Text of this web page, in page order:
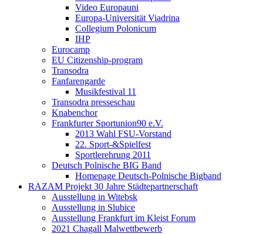
Video Europauni
Europa-Universität Viadrina
Collegium Polonicum
IHP
Eurocamp
EU Citizenship-program
Transodra
Fanfarengarde
Musikfestival 11
Transodra presseschau
Knabenchor
Frankfurter Sportunion90 e.V.
2013 Wahl FSU-Vorstand
22. Sport-&Spielfest
Sportlerehrung 2011
Deutsch Polnische BIG Band
Homepage Deutsch-Polnische Bigband
RAZAM Projekt 30 Jahre Städtepartnerschaft
Ausstellung in Witebsk
Ausstellung in Slubice
Ausstellung Frankfurt im Kleist Forum
2021 Chagall Malwettbewerb